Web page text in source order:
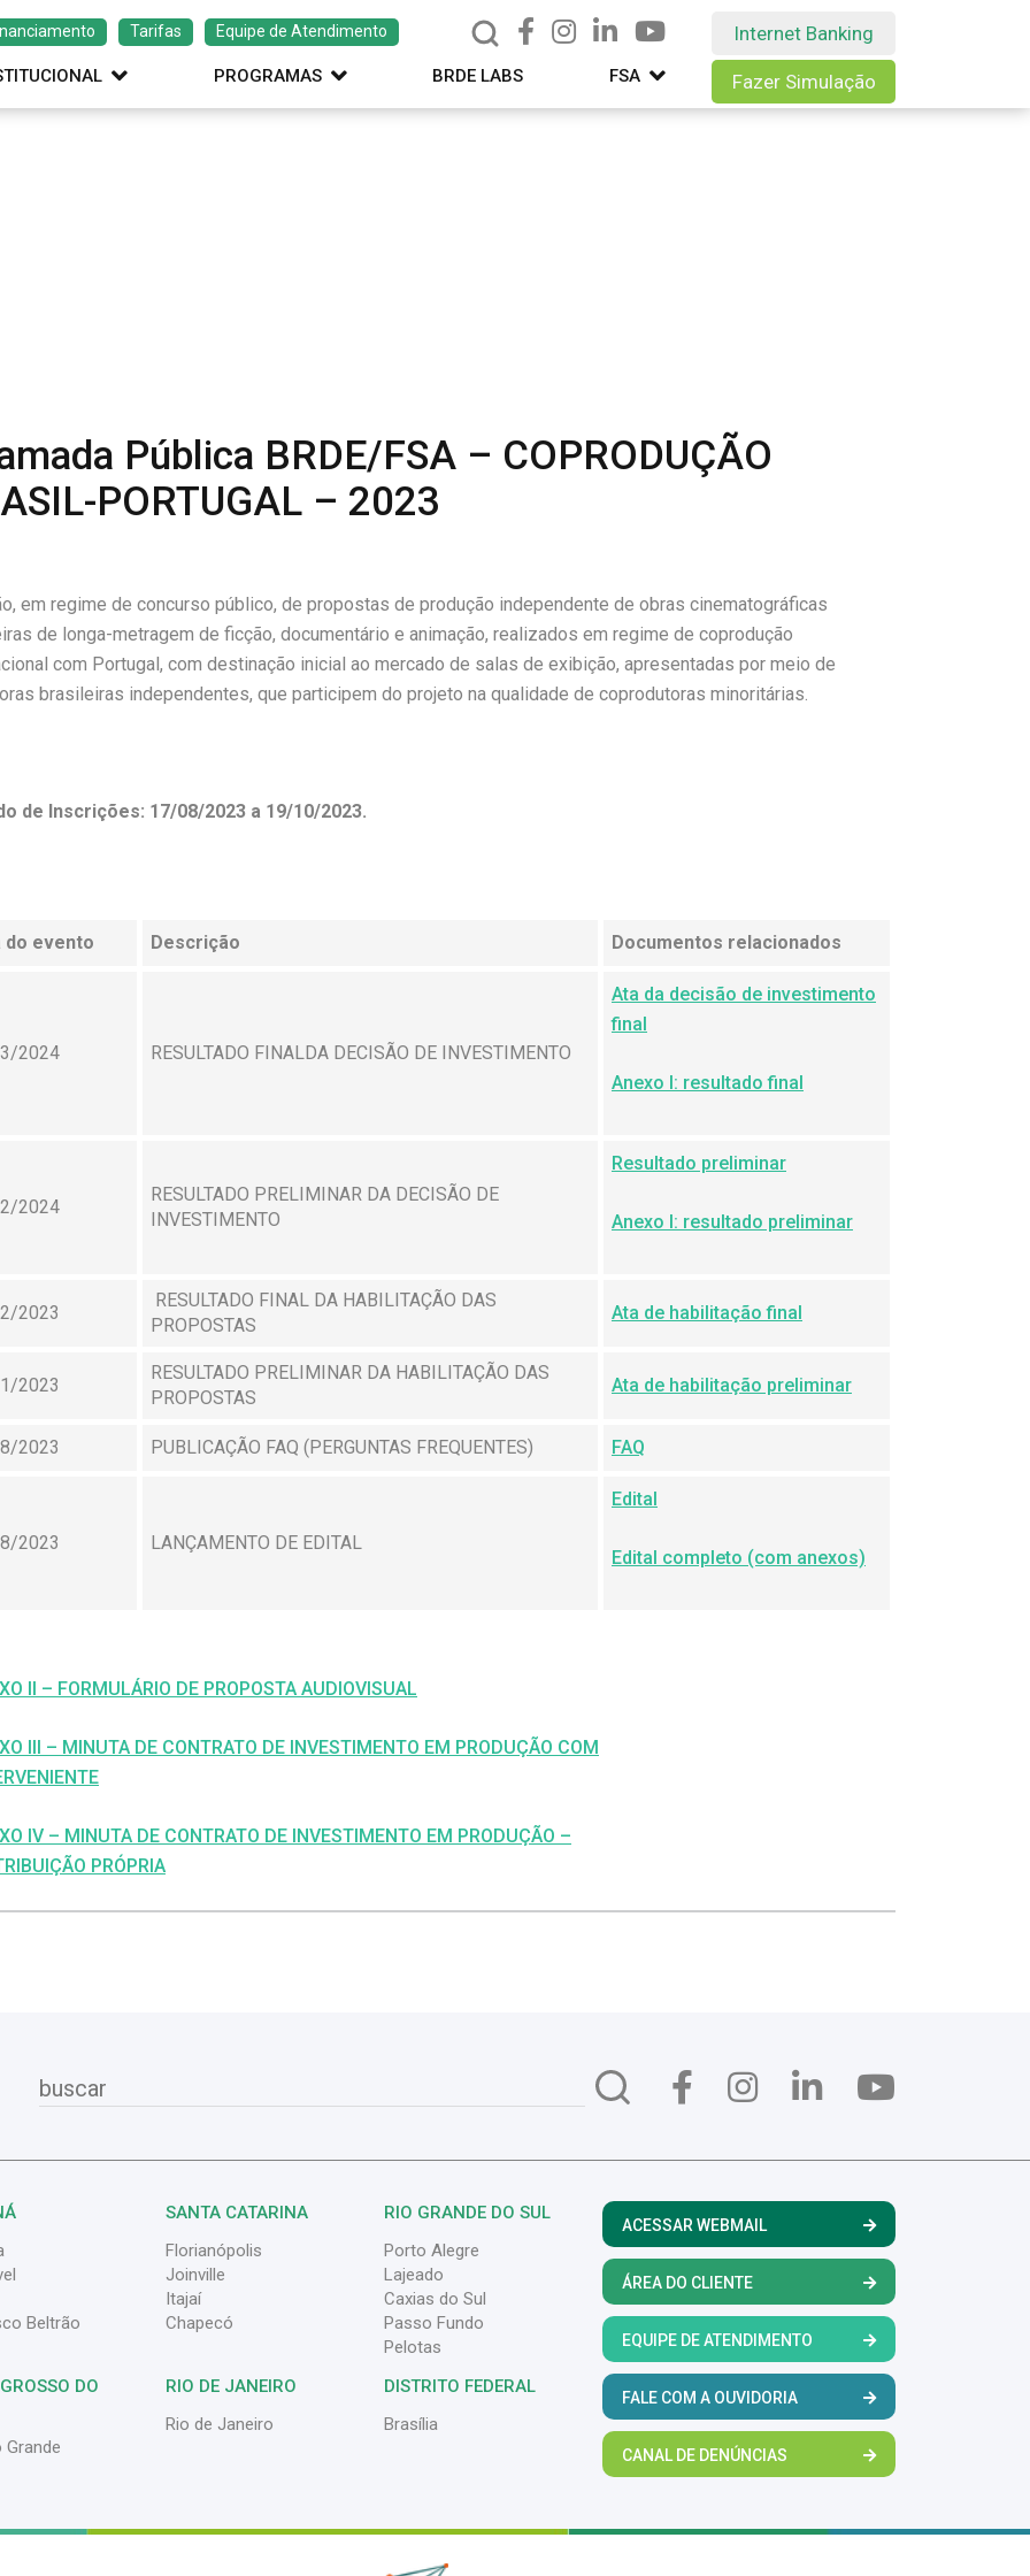
Tarifas Equipe de Atendimento
PROGRAMAS BRDE LABS FSA
Internet Banking
Fazer Simulação
Pública BRDE/FSA – COPRODUÇÃO
PORTUGAL – 2023
em regime de concurso público, de propostas de produção independente de obras cinematográficas
de longa-metragem de ficção, documentário e animação, realizados em regime de coprodução
com Portugal, com destinação inicial ao mercado de salas de exibição, apresentadas por meio de
brasileiras independentes, que participem do projeto na qualidade de coprodutoras minoritárias.
de Inscrições: 17/08/2023 a 19/10/2023.
do evento Descrição Documentos relacionados
2024 RESULTADO FINALDA DECISÃO DE INVESTIMENTO
Ata da decisão de investimento
final
Anexo I: resultado final
2024
RESULTADO PRELIMINAR DA DECISÃO DE
INVESTIMENTO
Resultado preliminar
Anexo I: resultado preliminar
2023
RESULTADO FINAL DA HABILITAÇÃO DAS
PROPOSTAS
Ata de habilitação final
2023
RESULTADO PRELIMINAR DA HABILITAÇÃO DAS
PROPOSTAS
Ata de habilitação preliminar
2023 PUBLICAÇÃO FAQ (PERGUNTAS FREQUENTES) FAQ
2023 LANÇAMENTO DE EDITAL
Edital
Edital completo (com anexos)
II – FORMULÁRIO DE PROPOSTA AUDIOVISUAL
III – MINUTA DE CONTRATO DE INVESTIMENTO EM PRODUÇÃO COM
IV – MINUTA DE CONTRATO DE INVESTIMENTO EM PRODUÇÃO –
PRÓPRIA
Beltrão
SANTA CATARINA
Florianópolis
Joinville
Itajaí
Chapecó
RIO GRANDE DO SUL
Porto Alegre
Lajeado
Caxias do Sul
Passo Fundo
Pelotas
DO
Grande
RIO DE JANEIRO
Rio de Janeiro
DISTRITO FEDERAL
Brasília
ACESSAR WEBMAIL
ÁREA DO CLIENTE
EQUIPE DE ATENDIMENTO
FALE COM A OUVIDORIA
CANAL DE DENÚNCIAS